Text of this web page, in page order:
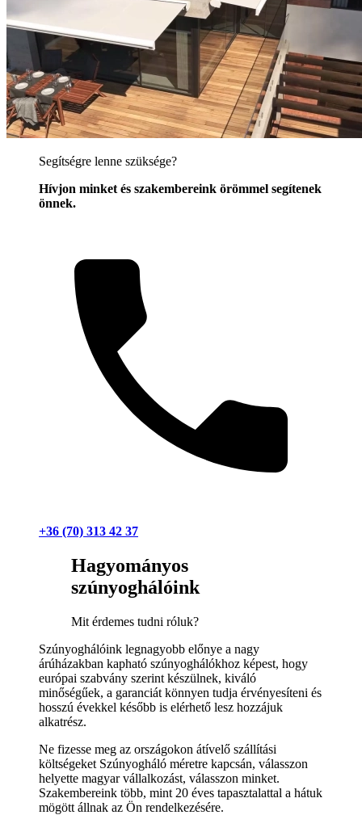
Segítségre lenne szüksége?
Hívjon minket és szakembereink örömmel segítenek
önnek.
+36 (70) 313 42 37
Hagyományos
szúnyoghálóink
Mit érdemes tudni róluk?
Szúnyoghálóink legnagyobb előnye a nagy
árúházakban kapható szúnyoghálókhoz képest, hogy
európai szabvány szerint készülnek, kiváló
minőségűek, a garanciát könnyen tudja érvényesíteni és
hosszú évekkel később is elérhető lesz hozzájuk
alkatrész.
Ne fizesse meg az országokon átívelő szállítási
költségeket Szúnyogháló méretre kapcsán, válasszon
helyette magyar vállalkozást, válasszon minket.
Szakembereink több, mint 20 éves tapasztalattal a hátuk
mögött állnak az Ön rendelkezésére.